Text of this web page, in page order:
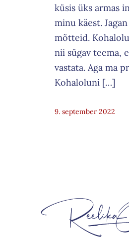
küsis üks armas
minu käest.
mõtteid.
nii sügav teema,
vastata. Aga ma
Kohaloluni […]
9. september 2022